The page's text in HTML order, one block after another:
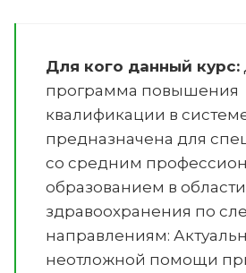
Для кого данный курс:
программа повышения
квалификации в
предназначена для
со средним
образованием в области
здравоохранения по
направлениям:
неотложной помощи